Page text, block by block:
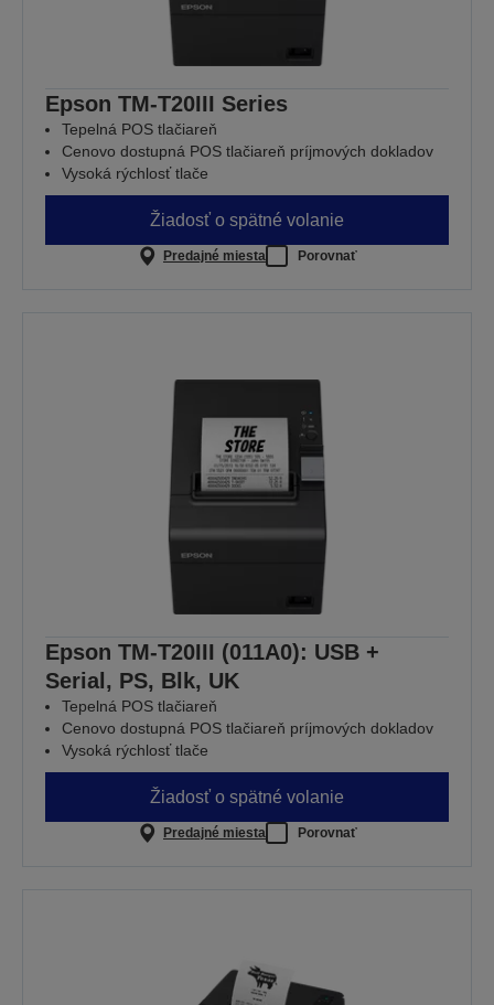
Epson TM-T20III Series
Tepelná POS tlačiareň
Cenovo dostupná POS tlačiareň príjmových dokladov
Vysoká rýchlosť tlače
Žiadosť o spätné volanie
Predajné miesta Porovnať
Epson TM-T20III (011A0): USB +
Serial, PS, Blk, UK
Tepelná POS tlačiareň
Cenovo dostupná POS tlačiareň príjmových dokladov
Vysoká rýchlosť tlače
Žiadosť o spätné volanie
Predajné miesta Porovnať